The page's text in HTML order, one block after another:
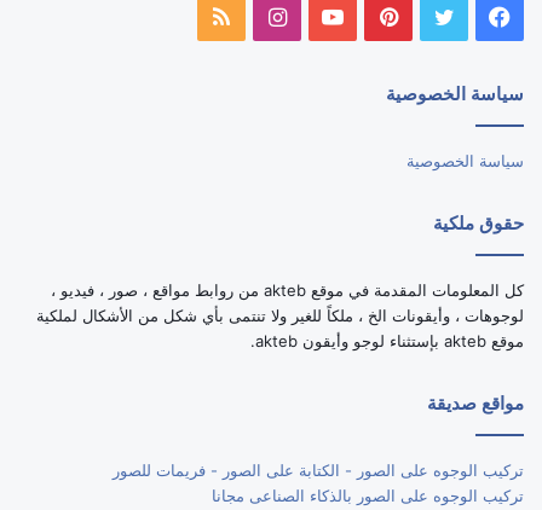
فيسبوك تويتر بينتيريستيوتيوبانستقرامملخص
سياسة الخصوصية
سياسة الخصوصية
حقوق ملكية
كل المعلومات المقدمة في موقع akteb من روابط مواقع ، صور ، فيديو ،
لوجوهات ، وأيقونات الخ ، ملكاً للغير ولا تنتمى بأي شكل من الأشكال لملكية
موقع akteb بإستثناء لوجو وأيقون akteb.
مواقع صديقة
تركيب الوجوه على الصور - الكتابة على الصور - فريمات للصور
تركيب الوجوه على الصور بالذكاء الصناعى مجانا